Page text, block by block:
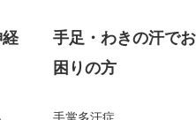
手足・わきの汗でお
困りの方
手掌多汗症